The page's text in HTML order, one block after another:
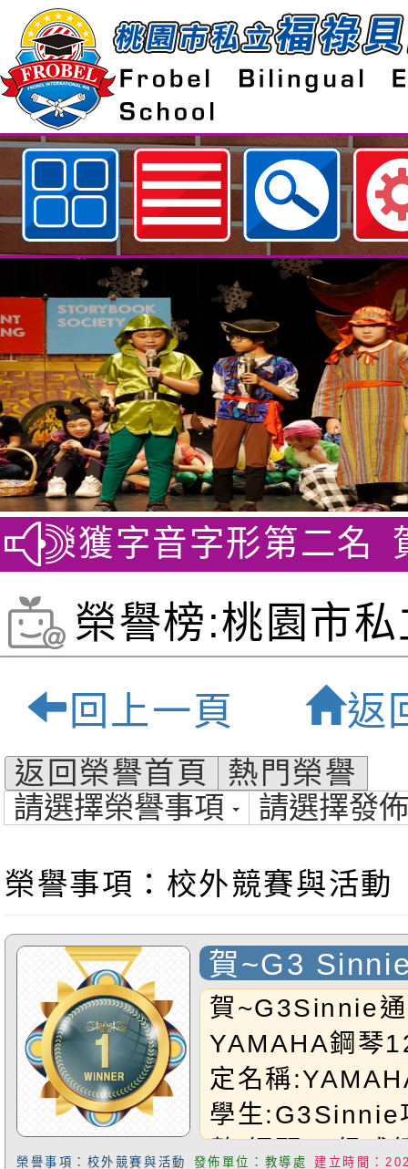
歡迎參觀：桃園市私立福祿貝爾雙
音字形第二名 賀~劍
榮譽榜:桃園市
貝爾雙語小學-
質雙語小學
回上一頁 返
返回榮譽首頁
熱門榮譽
請選擇榮譽事項
請選擇發
榮譽事項：校外競賽與活動
賀~G3
YAMAHA鋼
賀~G3Sinnie
YAMAHA鋼琴
定名稱
學生:G3Sinnie
數:鋼琴12級成
榮譽事項：校外競賽與活動 發佈單位：教導處 建立時間：